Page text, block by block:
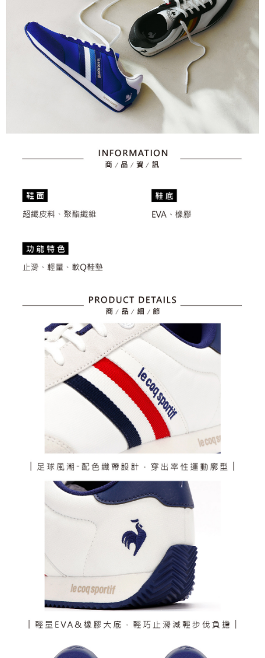
2.基於同意付款使用「大哥付你分期」之契約關係目的，商店將以您的個人
資料（包含姓名、電話或地址）提供予台灣大哥大進項蒐集、處理及利用，
由本公司與您本人進行分期帳單所需資料之確認、核對及更正。
3.完整用戶服務條款，請詳閱以下連結：
https://oppay.tw/userRule
※ 交易是否成功請以「AFTEE先享後付 」之結帳頁面顯示為準，若有關於
是否繳費成功／繳費後需取消欲退款等相關疑問，請聯繫「AFTEE先享後付
客戶支援中心」
https://netprotections.freshdesk.com/support/home
【注意事項】
１．透過由恩沛科技股份有限公司提供之「AFTEE先享後付」服務完成之交
易，需依本服務之必要範圍內提供個人資料，並將交易相關給付款項請求債
權轉讓予恩沛科技股份有限公司。
２．關於個人資料處理事宜，請瀏覽以下網址：
https://aftee.tw/terms/#terms3
３．未成年的使用者請事先徵得法定代理人或監護人之同意方可使用
４．使用「AFTEE先享後付」時，將依據個別帳號之用戶狀況，依本公司即
時審查核予不同之上限額度；若仍有額度不足之情形，本公司將視審查結果
恩沛科技股份有限公司將有權停止該用戶之使用額度並採取法律行動。
免運費
7-11取貨付款
離島宅配